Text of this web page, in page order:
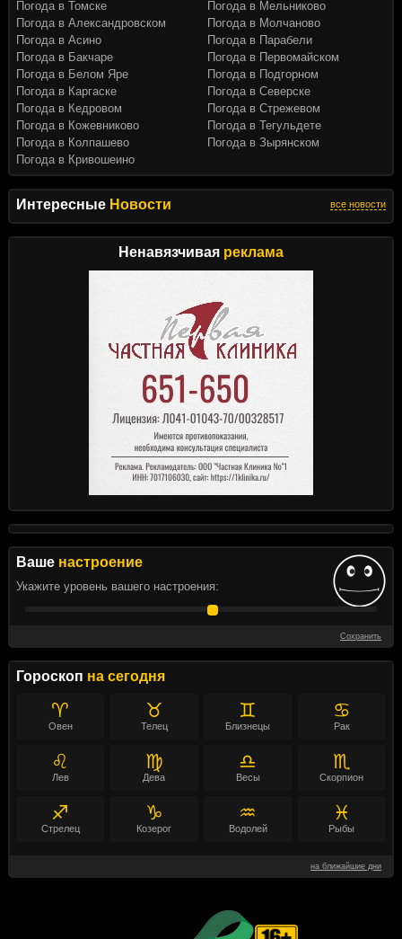
Интересные Новости все новости
Ненавязчивая реклама
Ваше настроение
Укажите уровень вашего настроения:
Сохранить
Гороскоп на сегодня
♈
Овен
♉
Телец
♊
Близнецы
♋
Рак
♌
Лев
♍
Дева
♎
Весы
♏
Скорпион
♐
Стрелец
♑
Козерог
♒
Водолей
♓
Рыбы
на ближайшие дни
Погода в Томске
Погода в Александровском
Погода в Асино
Погода в Бакчаре
Погода в Белом Яре
Погода в Каргаске
Погода в Кедровом
Погода в Кожевниково
Погода в Колпашево
Погода в Кривошеино
Погода в Мельниково
Погода в Молчаново
Погода в Парабели
Погода в Первомайском
Погода в Подгорном
Погода в Северске
Погода в Стрежевом
Погода в Тегульдете
Погода в Зырянском